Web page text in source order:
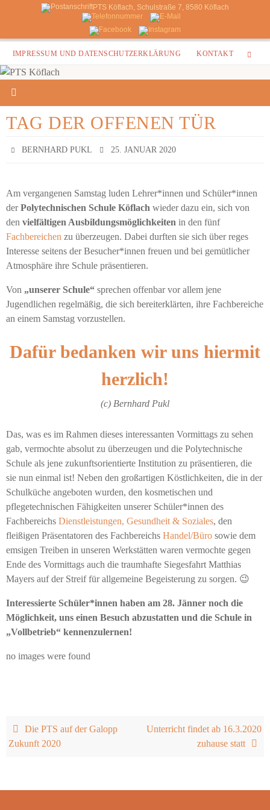
PTS Köflach, Schulstraße 7, 8580 Köflach
Zum
Inhalt
springen
IMPRESSUM UND DATENSCHUTZERKLÄRUNG KONTAKT
TAG DER OFFENEN TÜR
BERNHARD PUKL 25. JANUAR 2020
Am vergangenen Samstag luden Lehrer*innen und Schüler*innen
derPolytechnischen Schule Köflach wieder dazu ein, sich von
den vielfältigen Ausbildungsmöglichkeiten in den fünf
Fachbereichen zu überzeugen. Dabei durften sie sich über reges
Interesse seitens der Besucher*innen freuen und bei gemütlicher
Atmosphäre ihre Schule präsentieren.
Von „unserer Schule“ sprechen offenbar vor allem jene
Jugendlichen regelmäßig, die sich bereiterklärten, ihre Fachbereiche
an einem Samstag vorzustellen.
Dafür bedanken wir uns hiermit
herzlich!
(c) Bernhard Pukl
Das, was es im Rahmen dieses interessanten Vormittags zu sehen
gab, vermochte absolut zu überzeugen und die Polytechnische
Schule als jene zukunftsorientierte Institution zu präsentieren, die
sie nun einmal ist! Neben den großartigen Köstlichkeiten, die in der
Schulküche angeboten wurden, den kosmetischen und
pflegetechnischen Fähigkeiten unserer Schüler*innen des
Fachbereichs Dienstleistungen, Gesundheit & Soziales, den
fleißigen Präsentatoren des Fachbereichs Handel/Büro sowie dem
emsigen Treiben in unseren Werkstätten waren vermochte gegen
Ende des Vormittags auch die traumhafte Siegesfahrt Matthias
Mayers auf der Streif für allgemeine Begeisterung zu sorgen. 😉
Interessierte Schüler*innen haben am 28. Jänner noch die
Möglichkeit, uns einen Besuch abzustatten und die Schule in
„Vollbetrieb“ kennenzulernen!
no images were found
Die PTS auf der Galopp
Zukunft 2020
Unterricht findet ab 16.3.2020
zuhause statt